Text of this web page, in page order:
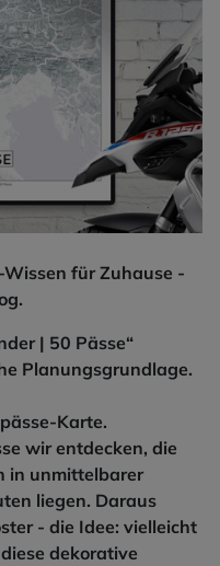
für Zuhause -
| 50 Pässe“
Planungsgrundlage.
Karte.
wir entdecken, die
in unmittelbarer
liegen. Daraus
- die Idee: vielleicht
dekorative